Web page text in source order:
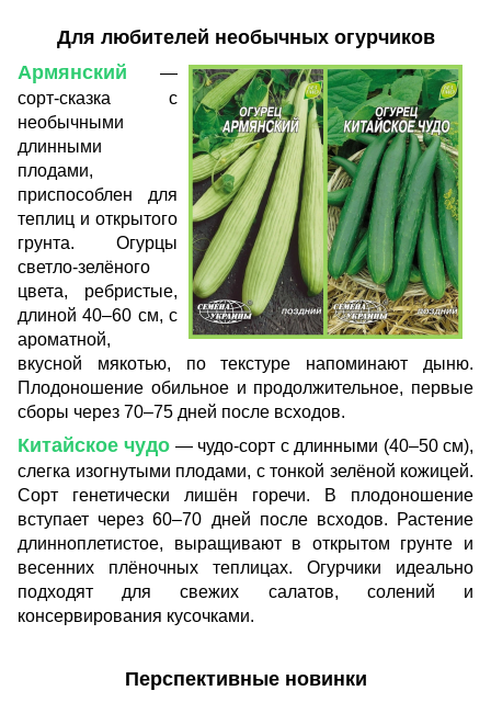
Для любителей необычных огурчиков
Армянский —
сорт-сказка с
необычными
длинными
плодами,
приспособлен для
теплиц и открытого
грунта. Огурцы
светло-зелёного
цвета, ребристые,
длиной 40–60 см, с
ароматной,
вкусной мякотью, по текстуре напоминают дыню.
Плодоношение обильное и продолжительное, первые
сборы через 70–75 дней после всходов.
Китайское чудо — чудо-сорт с длинными (40–50 см),
слегка изогнутыми плодами, с тонкой зелёной кожицей.
Сорт генетически лишён горечи. В плодоношение
вступает через 60–70 дней после всходов. Растение
длинноплетистое, выращивают в открытом грунте и
весенних плёночных теплицах. Огурчики идеально
подходят для свежих салатов, солений и
консервирования кусочками.
Перспективные новинки